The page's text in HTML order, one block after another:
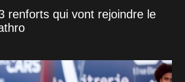
renforts qui vont rejoindre le